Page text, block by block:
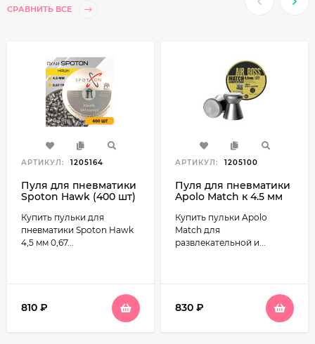
СРАВНИТЬ ВСЕ
АРТИКУЛ: 1205164
Пуля для пневматики
Spoton Hawk (400 шт)
Купить пульки для
пневматики Spoton Hawk
4,5 мм 0,67...
810 ₽
АРТИКУЛ: 1205100
Пуля для пневматики
Apolo Match к 4.5 мм
Купить пульки Apolo
Match для
развлекательной и...
830 ₽